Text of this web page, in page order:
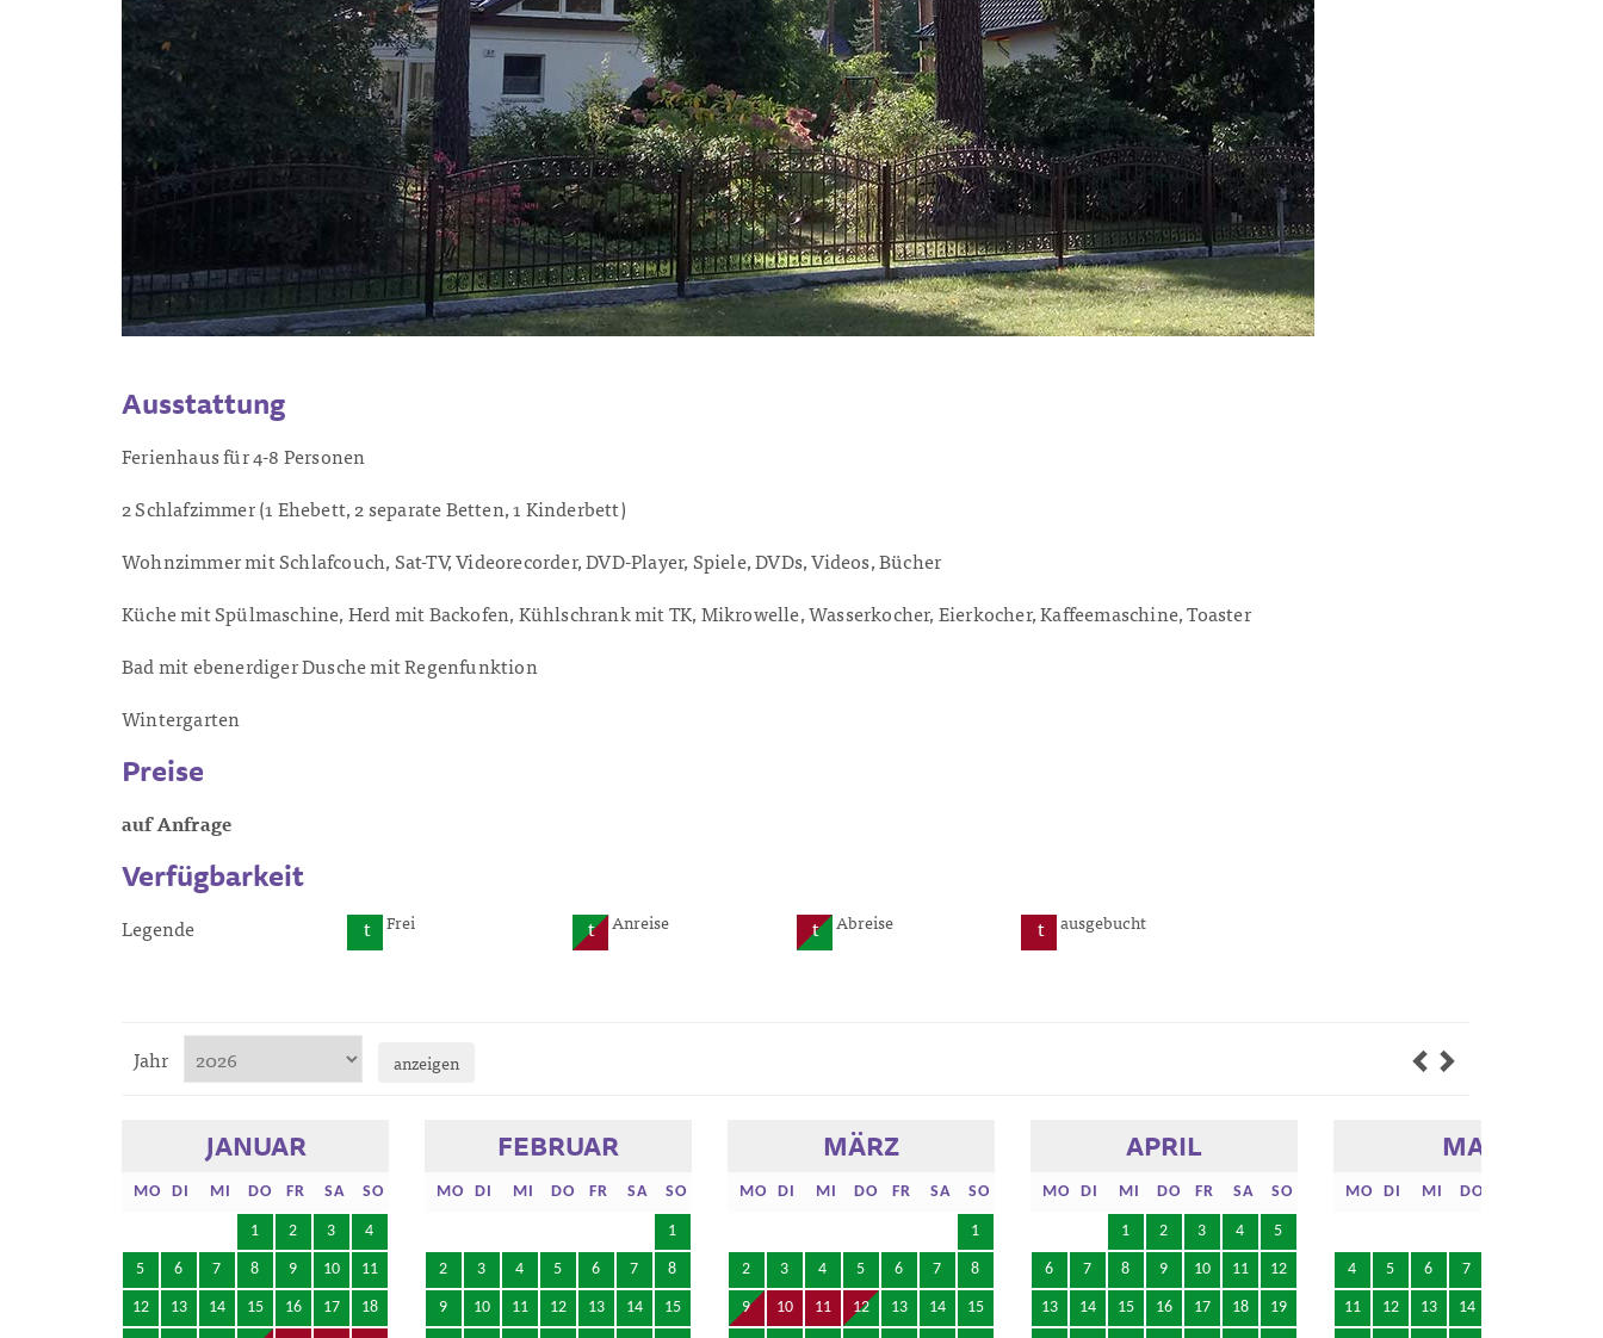
Ausstattung
Ferienhaus für 4-8 Personen
2 Schlafzimmer (1 Ehebett, 2 separate Betten, 1 Kinderbett)
Wohnzimmer mit Schlafcouch, Sat-TV, Videorecorder, DVD-Player, Spiele, DVDs, Videos, Bücher
Küche mit Spülmaschine, Herd mit Backofen, Kühlschrank mit TK, Mikrowelle, Wasserkocher, Eierkocher, Kaffeemaschine, Toaster
Bad mit ebenerdiger Dusche mit Regenfunktion
Wintergarten
Preise
auf Anfrage
Verfügbarkeit
Legende t Frei t Anreise t Abreise t ausgebucht
Jahr anzeigen
JANUAR
MO DI MI DO FR SA SO
1 2 3 4
5 6 7 8 9 10 11
12 13 14 15 16 17 18
FEBRUAR
MO DI MI DO FR SA SO
1
2 3 4 5 6 7 8
9 10 11 12 13 14 15
MÄRZ
MO DI MI DO FR SA SO
1
2 3 4 5 6 7 8
9 10 11 12 13 14 15
APRIL
MO DI MI DO FR SA SO
1 2 3 4 5
6 7 8 9 10 11 12
13 14 15 16 17 18 19
MAI
MO DI MI DO
4 5 6 7
11 12 13 14